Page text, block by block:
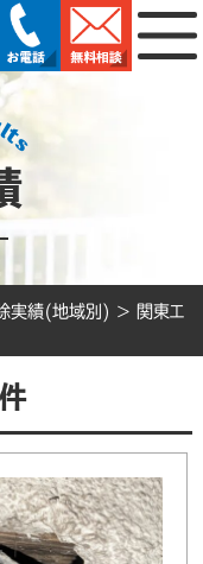
実績(地域別) > 関東エ